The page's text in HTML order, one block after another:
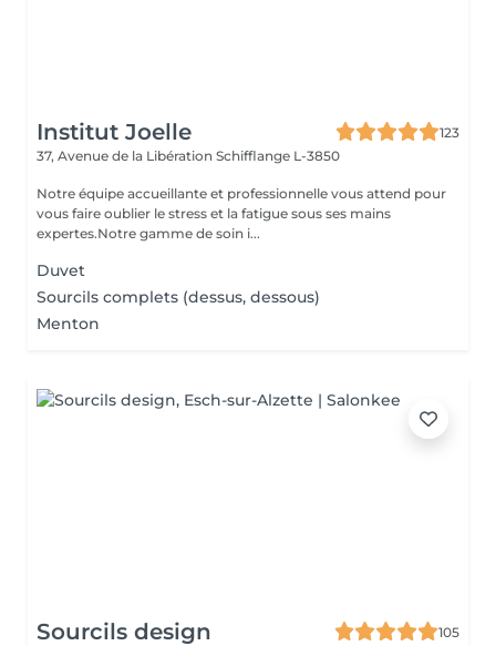
Institut Joelle
123
37, Avenue de la Libération Schifflange L-3850
Notre équipe accueillante et professionnelle vous attend pour
vous faire oublier le stress et la fatigue sous ses mains
expertes.Notre gamme de soin i...
Duvet
Sourcils complets (dessus, dessous)
Menton
Sourcils design
105